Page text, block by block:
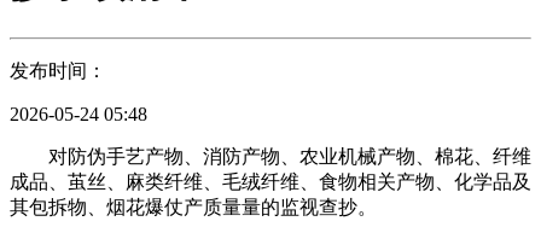
发布时间：
2026-05-24 05:48
对防伪手艺产物、消防产物、农业机械产物、棉花、纤维
成品、茧丝、麻类纤维、毛绒纤维、食物相关产物、化学品及
其包拆物、烟花爆仗产质量量的监视查抄。